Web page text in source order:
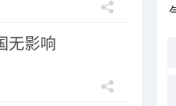
无影响